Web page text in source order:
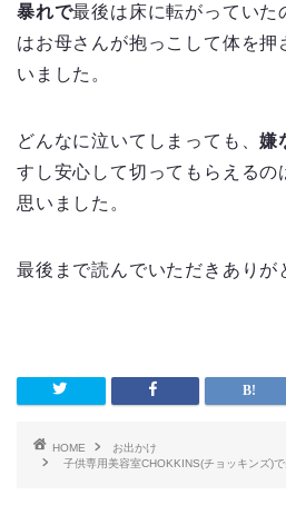
暴れで最後は床に転がっていた
はお母さんが抱っこして体を押
いました。
どんなに泣いてしまっても、嫌
すし安心して切ってもらえるの
思いました。
最後まで読んでいただきありが
HOME
お出かけ
子供専用美容室CHOKKINS(チョッキンズ)